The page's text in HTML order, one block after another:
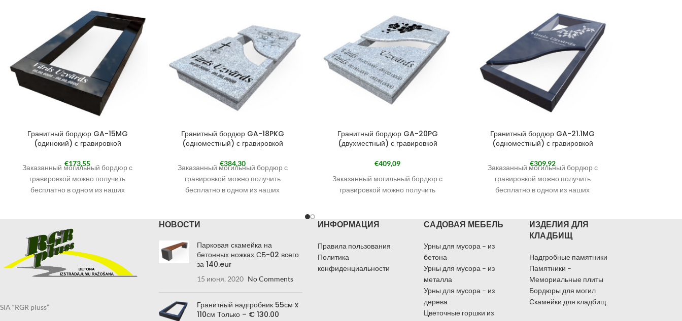
Гранитный бордюр GA-15MG
(одинокий) с гравировкой
€173,55
Заказанный могильный бордюр с
гравировкой можно получить
бесплатно в одном из наших
«Самовывоз в Кандаве» и в
примечаниях укажите филиал, в
котором хотите получить могильный
бордюр.
Получить заказанный могильный
Гранитный бордюр GA-18PKG
(одноместный) с гравировкой
€384,30
Заказанный могильный бордюр с
гравировкой можно получить
бесплатно в одном из наших
При оформлении заказа выберите
примечаниях укажите филиал, в
котором хотите получить могильный
бордюр.
Получить заказанный могильный
бордюр по указанному Вами адресу
также возможно через курьерскую
службу.
Гранитный бордюр GA-20PG
(двухместный) с гравировкой
€409,09
Заказанный могильный бордюр с
гравировкой можно получить
разделе КОНТАКТЫ.
«Самовывоз в Кандаве» и в
примечаниях укажите филиал, в
котором хотите получить могильный
Получить заказанный могильный
бордюр по указанному Вами адресу
также возможно через курьерскую
Гранитный бордюр GA-21.1MG
(одноместный) с гравировкой
€309,92
Заказанный могильный бордюр с
гравировкой можно получить
бесплатно в одном из наших
При оформлении заказа выберите
«Самовывоз в Кандаве» и в
примечаниях укажите филиал, в
котором хотите получить могильный
бордюр.
Получить заказанный могильный
бордюр по указанному Вами адресу
также возможно через курьерскую
SIA “RGR pluss”
НОВОСТИ
Парковая скамейка на
бетонных ножках СБ-02 всего
за 140.eur
15 июня, 2020 No Comments
Гранитный надгробник 55см x
110см Только – € 130.00
ИНФОРМАЦИЯ
Правила пользования
Политика
конфиденциальности
САДОВАЯ МЕБЕЛЬ
Урны для мусора – из
бетона
Урны для мусора – из
металла
Урны для мусора – из
дерева
Цветочные горшки из
ИЗДЕЛИЯ ДЛЯ
КЛАДБИЩ
Надгробные памятники
Памятники –
Мемориальные плиты
Бордюры для могил
Скамейки для кладбищ